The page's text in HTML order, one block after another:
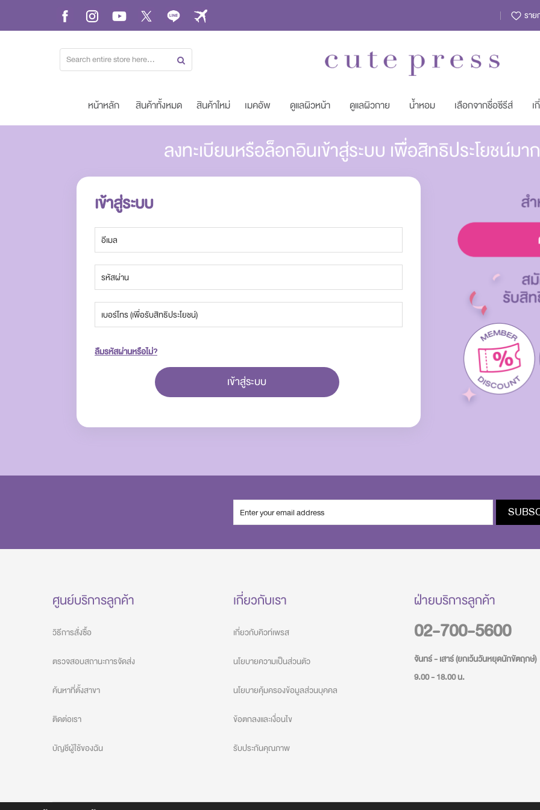
ราย
Skip
Content
หน้าหลัก สินค้าทั้งหมด สินค้าใหม่ เมคอัพ ดูแลผิวหน้า ดูแลผิวกาย น้ำหอม เลือกจากชื่อซีรีส์
ลงทะเบียนหรือล็อกอินเข้าสู่ระบบ เพื่อสิทธิประโยชน์
เข้าสู่ระบบ
ลืมรหัสผ่านหรือไม่?
เข้าสู่ระบบ
ศูนย์บริการลูกค้า
วิธีการสั่งซื้อ
ตรวจสอบสถานะการจัดส่ง
ค้นหาที่ตั้งสาขา
ติดต่อเรา
บัญชีผู้ใช้ของฉัน
เกี่ยวกับเรา
เกี่ยวกับคิวท์เพรส
นโยบายความเป็นส่วนตัว
นโยบายคุ้มครองข้อมูลส่วนบุคคล
ข้อตกลงและเงื่อนไข
รับประกันคุณภาพ
ฝ่ายบริการลูกค้า
02-700-5600
จันทร์ - เสาร์ (ยกเว้นวันหยุดนักขัตฤกษ์)
9.00 - 18.00 น.